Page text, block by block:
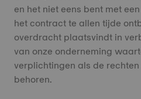
en het niet eens bent met
het contract te allen tijde
overdracht plaatsvindt in
van onze onderneming
verplichtingen als de
behoren.